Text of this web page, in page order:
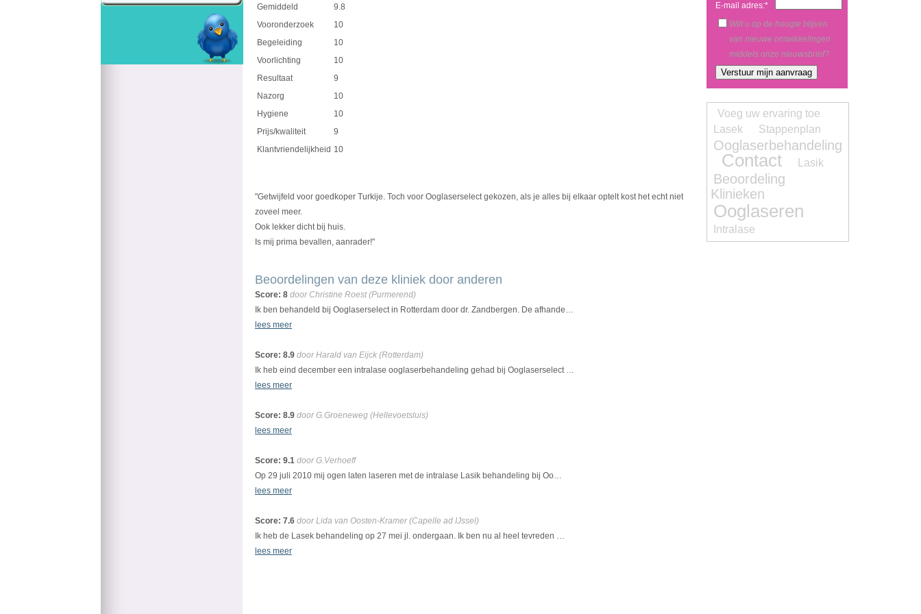
Gemiddeld
9.8
Vooronderzoek
10
Begeleiding
10
Voorlichting
10
Resultaat
9
Nazorg
10
Hygiene
10
Prijs/kwaliteit
9
Klantvriendelijkheid 10
"Getwijfeld voor goedkoper Turkije. Toch voor Ooglaserselect gekozen, als je alles bij elkaar optelt kost het echt niet
zoveel meer.
Ook lekker dicht bij huis.
Is mij prima bevallen, aanrader!"
Beoordelingen van deze kliniek door anderen
Score: 8 door Christine Roest (Purmerend)
Ik ben behandeld bij Ooglaserselect in Rotterdam door dr. Zandbergen. De afhande…
lees meer
Score: 8.9 door Harald van Eijck (Rotterdam)
Ik heb eind december een intralase ooglaserbehandeling gehad bij Ooglaserselect …
lees meer
Score: 8.9 door G.Groeneweg (Hellevoetsluis)
lees meer
Score: 9.1 door G.Verhoeff
Op 29 juli 2010 mij ogen laten laseren met de intralase Lasik behandeling bij Oo…
lees meer
Score: 7.6 door Lida van Oosten-Kramer (Capelle ad IJssel)
Ik heb de Lasek behandeling op 27 mei jl. ondergaan. Ik ben nu al heel tevreden …
lees meer
E-mail adres:*
Wilt u op de hoogte blijven
van nieuwe ontwikkelingen
middels onze nieuwsbrief?
Voeg uw ervaring toe
Lasek
Stappenplan
Ooglaserbehandeling
Contact Lasik
Beoordeling
Klinieken
Ooglaseren
Intralase